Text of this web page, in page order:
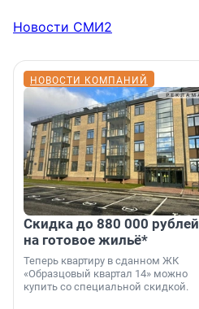
Новости СМИ2
НОВОСТИ КОМПАНИЙ
Скидка до 880 000 рублей
на готовое жильё*
Теперь квартиру в сданном ЖК
«Образцовый квартал 14» можно
купить со специальной скидкой.